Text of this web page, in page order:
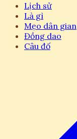
Lịch sử
Là gì
Mẹo dân gian
Đồng dao
Câu đố